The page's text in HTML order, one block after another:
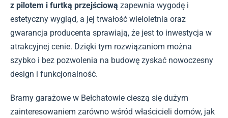
z pilotem i furtką przejściową zapewnia wygodę i
estetyczny wygląd, a jej trwałość wieloletnia oraz
gwarancja producenta sprawiają, że jest to inwestycja w
atrakcyjnej cenie. Dzięki tym rozwiązaniom można
szybko i bez pozwolenia na budowę zyskać nowoczesny
design i funkcjonalność.
Bramy garażowe w Bełchatowie cieszą się dużym
zainteresowaniem zarówno wśród właścicieli domów, jak